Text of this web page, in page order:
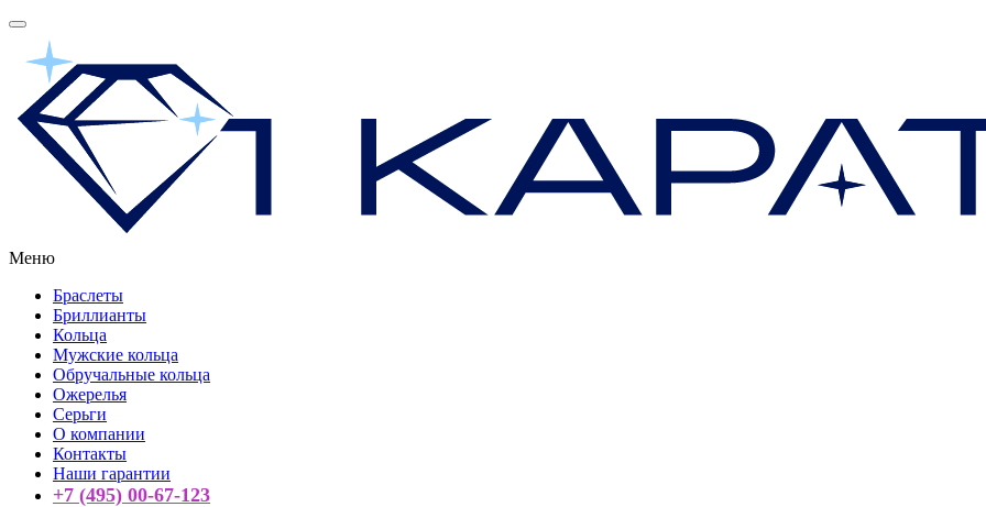
Меню
Браслеты
Бриллианты
Кольца
Мужские кольца
Обручальные кольца
Ожерелья
Серьги
О компании
Контакты
Наши гарантии
+7 (495) 00-67-123